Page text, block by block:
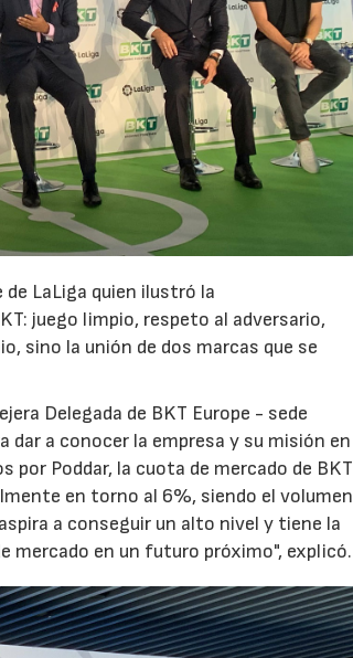
LaLiga quien ilustró la
juego limpio, respeto al adversario,
sino la unión de dos marcas que se
Delegada de BKT Europe - sede
a conocer la empresa y su misión en
Poddar, la cuota de mercado de BKT
en torno al 6%, siendo el volumen
a conseguir un alto nivel y tiene la
mercado en un futuro próximo", explicó.